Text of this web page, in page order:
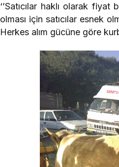
‘’Satıcılar haklı olarak
olması için satıcılar esnek
Herkes alım gücüne göre